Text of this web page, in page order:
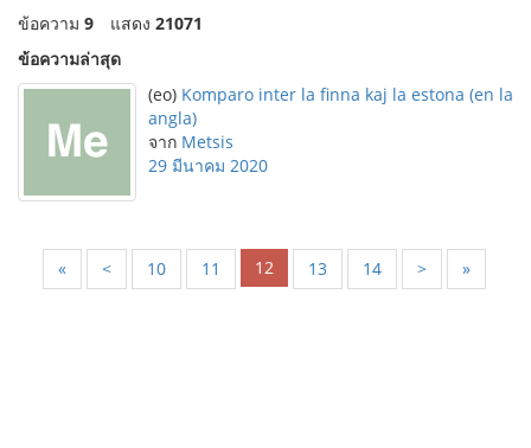
ข้อความ 9 แสดง 21071
ข้อความล่าสุด
(eo) Komparo inter la finna kaj la estona (en la
angla)
จาก Metsis
29 มีนาคม 2020
« < 10 11 12 13 14 > »